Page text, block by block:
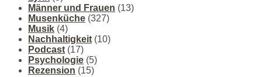
Männer und Frauen (13)
Musenküche (327)
Musik (4)
Nachhaltigkeit (10)
Podcast (17)
Psychologie (5)
Rezension (15)